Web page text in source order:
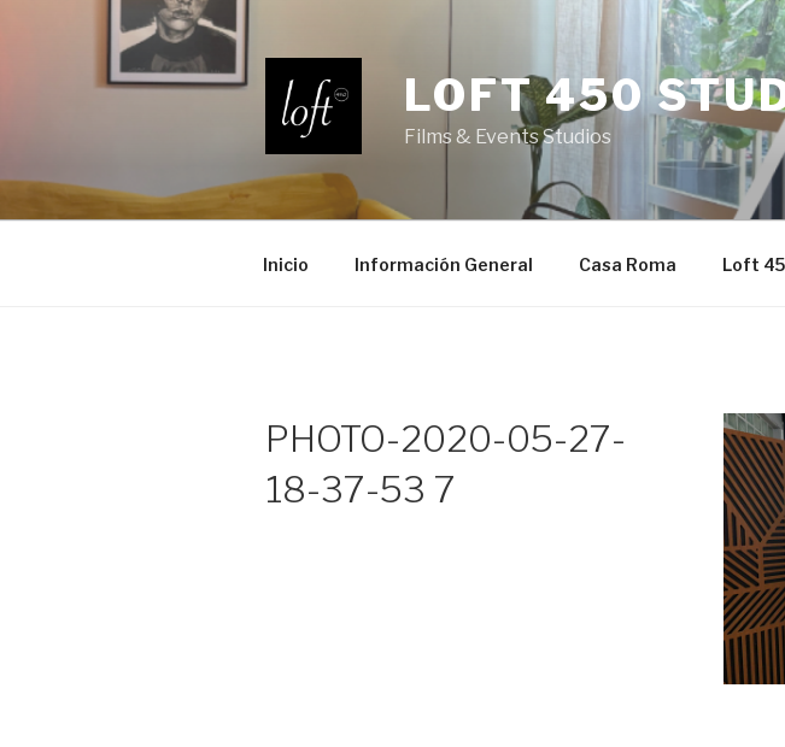
LOFT 450
Films & Events Studios
Inicio Información General Casa Roma Loft
PHOTO-2020-05-27-
18-37-53 7